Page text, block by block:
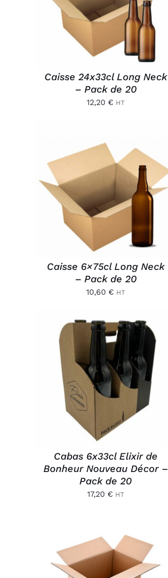
APERÇU
Caisse 24x33cl Long Neck
– Pack de 20
12,20 € HT
AJOUTER AU PANIER
/
APERÇU
Caisse 6×75cl Long Neck
– Pack de 20
10,60 € HT
AJOUTER AU PANIER
/
APERÇU
Cabas 6x33cl Elixir de
Bonheur Nouveau Décor –
Pack de 20
17,20 € HT
AJOUTER AU PANIER
/